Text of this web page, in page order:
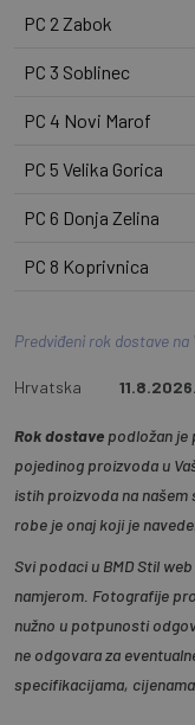
PC 2 Zabok
PC 3 Soblinec
PC 4 Novi Marof
PC 5 Velika Gorica
PC 6 Donja Zelina
PC 8 Koprivnica
Predviđeni rok dostave na
Hrvatska
Rok dostave podložan je
pojedinog proizvoda u
istih proizvoda na
robe je onaj koji je
Svi podaci u BMD Stil
namjerom. Fotografije
nužno u potpunosti
ne odgovara za
specifikacijama,